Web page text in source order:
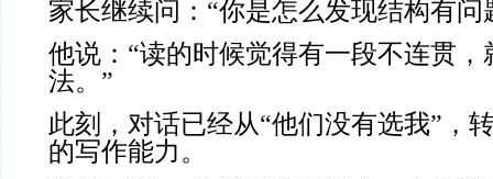
家长继续问：“你是怎么发现结构有问
他说：“读的时候觉得有一段不连贯，
法。”
此刻，对话已经从“他们没有选我”，
的写作能力。